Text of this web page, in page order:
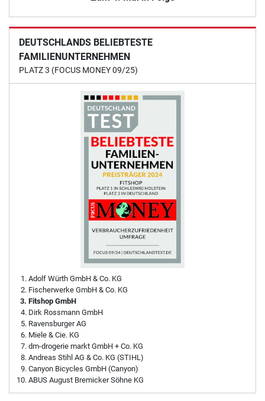
Zum 4. Mal in Folge
DEUTSCHLANDS BELIEBTESTE
FAMILIENUNTERNEHMEN
PLATZ 3 (FOCUS MONEY 09/25)
Adolf Würth GmbH & Co. KG
Fischerwerke GmbH & Co. KG
Fitshop GmbH
Dirk Rossmann GmbH
Ravensburger AG
Miele & Cie. KG